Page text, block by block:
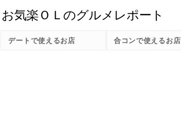
デートで使えるお店 合コンで使えるお店